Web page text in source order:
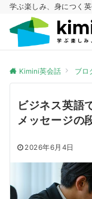
学ぶ楽しみ、身につく
Kimini英会話 ブロ
ビジネス英語
メッセージの
2026年6月4日